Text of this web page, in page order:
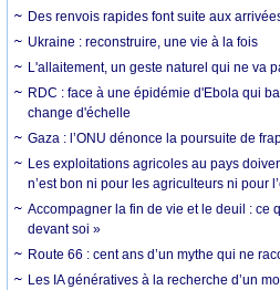
Des renvois rapides font suite aux
Ukraine : reconstruire, une vie à la fois
L'allaitement, un geste naturel qui ne va
RDC : face à une épidémie d'Ebola qui
change d'échelle
Gaza : l’ONU dénonce la poursuite de
Les exploitations agricoles au pays
n’est bon ni pour les agriculteurs ni pour
Accompagner la fin de vie et le deuil : ce
devant soi »
Route 66 : cent ans d’un mythe qui ne
Les IA génératives à la recherche d’un